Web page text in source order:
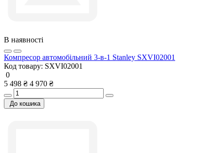
В наявності
Компресор автомобільний 3-в-1 Stanley SXVI02001
Код товару: SXVI02001
0
5 498 ₴ 4 970 ₴
До кошика